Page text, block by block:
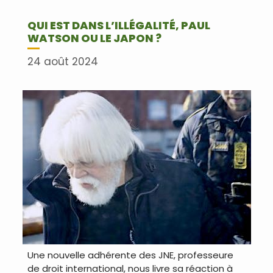
QUI EST DANS L’ILLÉGALITÉ, PAUL
WATSON OU LE JAPON ?
24 août 2024
Une nouvelle adhérente des JNE, professeure
de droit international, nous livre sa réaction à